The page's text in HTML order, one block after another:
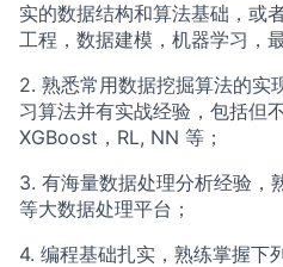
实的数据结构和算法基础，或
工程，数据建模，机器学习，
2. 熟悉常用数据挖掘算法的实
习算法并有实战经验，包括但
XGBoost，RL, NN 等；
3. 有海量数据处理分析经验
等大数据处理平台；
4. 编程基础扎实，熟练掌握下